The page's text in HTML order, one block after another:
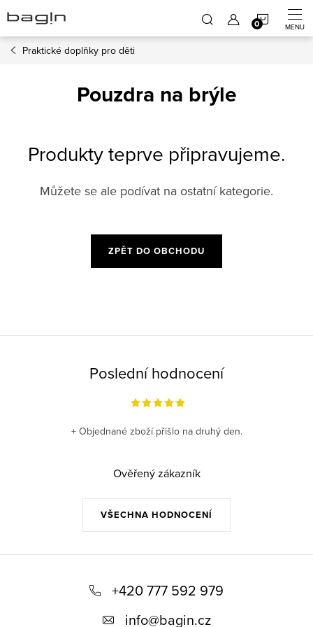
na
obsah
Praktické doplňky pro děti
Pouzdra na brýle
Produkty teprve připravujeme.
Můžete se ale podívat na ostatní kategorie.
ZPĚT DO OBCHODU
Poslední hodnocení
VŠECHNA HODNOCENÍ
+ Objednané zboží přišlo na druhý den.
Ověřený zákazník
+420 777 592 979
info@bagin.cz